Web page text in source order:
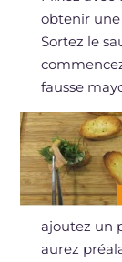
obtenir une
Sortez le
fausse
ajoutez un
aurez